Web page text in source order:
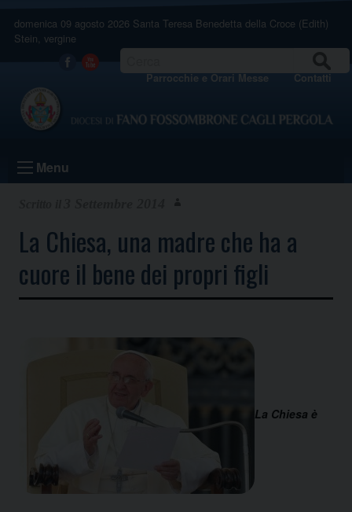
content
domenica 09 agosto 2026 Santa Teresa Benedetta della Croce (Edith)
Stein, vergine
Facebook
Youtube Parrocchie e Orari Messe Contatti
Menu
La Chiesa, una madre che ha a
cuore il bene dei propri figli
La Chiesa è